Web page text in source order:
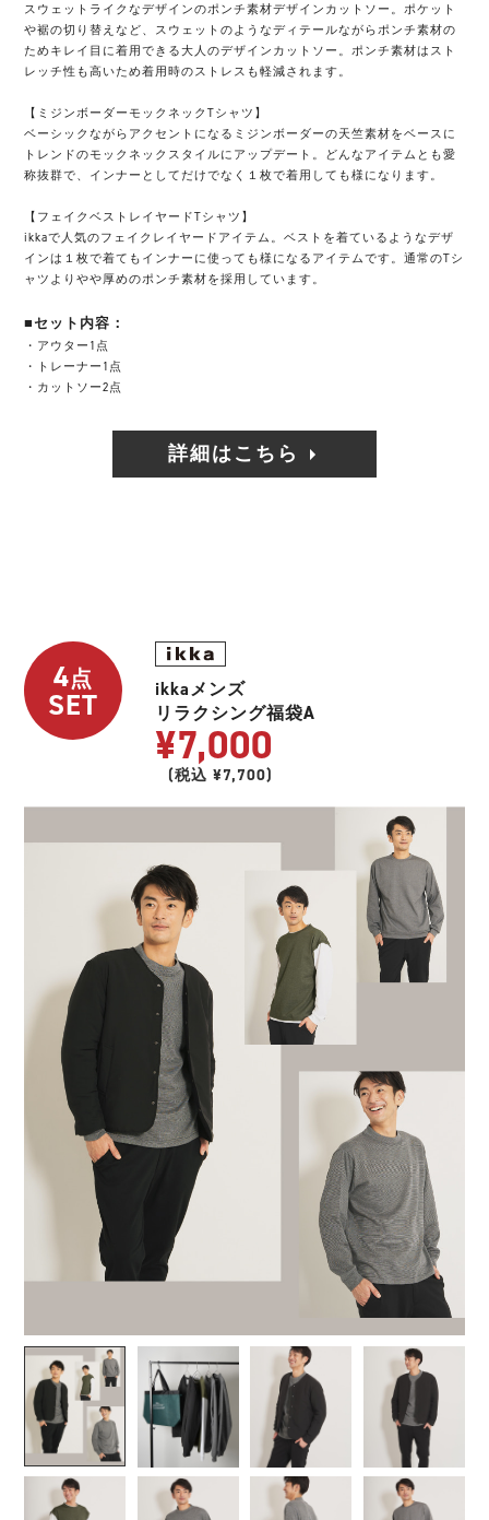
スウェットライクなデザインのポンチ素材デザインカットソー。ポケット
や裾の切り替えなど、スウェットのようなディテールながらポンチ素材の
ためキレイ目に着用できる大人のデザインカットソー。ポンチ素材はスト
レッチ性も高いため着用時のストレスも軽減されます。
【ミジンボーダーモックネックTシャツ】
ベーシックながらアクセントになるミジンボーダーの天竺素材をベースに
トレンドのモックネックスタイルにアップデート。どんなアイテムとも愛
称抜群で、インナーとしてだけでなく１枚で着用しても様になります。
【フェイクベストレイヤードTシャツ】
ikkaで人気のフェイクレイヤードアイテム。ベストを着ているようなデザ
インは１枚で着てもインナーに使っても様になるアイテムです。通常のTシ
ャツよりやや厚めのポンチ素材を採用しています。
■セット内容：
・アウター1点
・トレーナー1点
・カットソー2点
詳細はこちら
4点
SET
ikkaメンズ
リラクシング福袋A
¥7,000
(税込 ¥7,700)